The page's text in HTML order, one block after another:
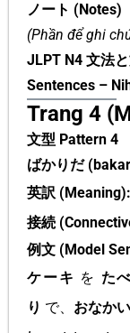
ノート (Notes)
(Phần để ghi
JLPT N4 文法
Sentences –
Trang 4
文型 Pattern 4
ばかりだ
英訳 (Meaning):
接続
例文 (Model
ケーキ を た
り で、 おなか